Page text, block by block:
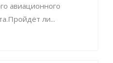
авиационного
ли...